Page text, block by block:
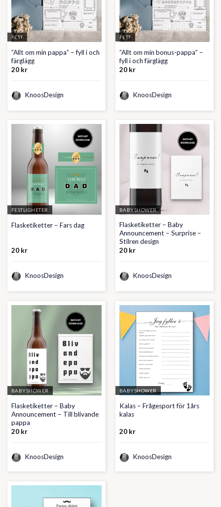
FEST
”Allt om min pappa” – fyll i och
färglägg
20 kr
KnoosDesign
FEST
”Allt om min bonus-pappa” –
fyll i och färglägg
20 kr
KnoosDesign
FESTLIGHETER
Flasketiketter – Fars dag
20 kr
KnoosDesign
BABYSHOWER
Flasketiketter – Baby
Announcement – Surprise –
Stilren design
20 kr
KnoosDesign
BABYSHOWER
Flasketiketter – Baby
Announcement – Till blivande
pappa
20 kr
KnoosDesign
BABYSHOWER
Kalas – Frågesport för 1års
kalas
20 kr
KnoosDesign